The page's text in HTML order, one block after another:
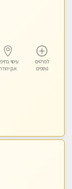
לפרטים
נוספים
עיסוי
אבן